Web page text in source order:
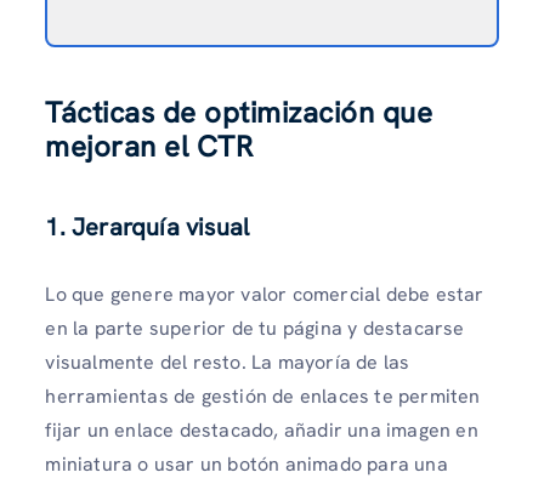
Tácticas de optimización que
mejoran el CTR
1. Jerarquía visual
Lo que genere mayor valor comercial debe estar
en la parte superior de tu página y destacarse
visualmente del resto. La mayoría de las
herramientas de gestión de enlaces te permiten
fijar un enlace destacado, añadir una imagen en
miniatura o usar un botón animado para una